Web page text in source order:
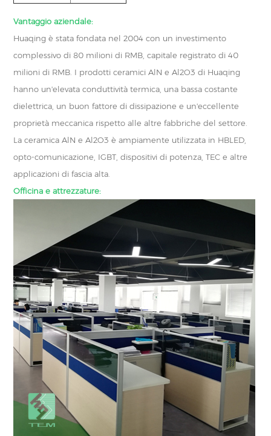
Vantaggio aziendale:
Huaqing è stata fondata nel 2004 con un investimento
complessivo di 80 milioni di RMB, capitale registrato di 40
milioni di RMB. I prodotti ceramici AlN e Al2O3 di Huaqing
hanno un'elevata conduttività termica, una bassa costante
dielettrica, un buon fattore di dissipazione e un'eccellente
proprietà meccanica rispetto alle altre fabbriche del settore.
La ceramica AlN e Al2O3 è ampiamente utilizzata in HBLED,
opto-comunicazione, IGBT, dispositivi di potenza, TEC e altre
applicazioni di fascia alta.
Officina e attrezzature: